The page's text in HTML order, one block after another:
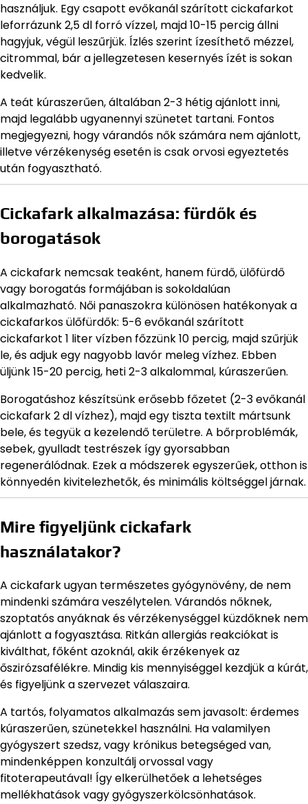
használjuk. Egy csapott evőkanál szárított cickafarkot
leforrázunk 2,5 dl forró vízzel, majd 10-15 percig állni
hagyjuk, végül leszűrjük. Ízlés szerint ízesíthető mézzel,
citrommal, bár a jellegzetesen kesernyés ízét is sokan
kedvelik.
A teát kúraszerűen, általában 2-3 hétig ajánlott inni,
majd legalább ugyanennyi szünetet tartani. Fontos
megjegyezni, hogy várandós nők számára nem ajánlott,
illetve vérzékenység esetén is csak orvosi egyeztetés
után fogyasztható.
Cickafark alkalmazása: fürdők és
borogatások
A cickafark nemcsak teaként, hanem fürdő, ülőfürdő
vagy borogatás formájában is sokoldalúan
alkalmazható. Női panaszokra különösen hatékonyak a
cickafarkos ülőfürdők: 5-6 evőkanál szárított
cickafarkot 1 liter vízben főzzünk 10 percig, majd szűrjük
le, és adjuk egy nagyobb lavór meleg vízhez. Ebben
üljünk 15-20 percig, heti 2-3 alkalommal, kúraszerűen.
Borogatáshoz készítsünk erősebb főzetet (2-3 evőkanál
cickafark 2 dl vízhez), majd egy tiszta textilt mártsunk
bele, és tegyük a kezelendő területre. A bőrproblémák,
sebek, gyulladt testrészek így gyorsabban
regenerálódnak. Ezek a módszerek egyszerűek, otthon is
könnyedén kivitelezhetők, és minimális költséggel járnak.
Mire figyeljünk cickafark
használatakor?
A cickafark ugyan természetes gyógynövény, de nem
mindenki számára veszélytelen. Várandós nőknek,
szoptatós anyáknak és vérzékenységgel küzdőknek nem
ajánlott a fogyasztása. Ritkán allergiás reakciókat is
kiválthat, főként azoknál, akik érzékenyek az
őszirózsafélékre. Mindig kis mennyiséggel kezdjük a kúrát,
és figyeljünk a szervezet válaszaira.
A tartós, folyamatos alkalmazás sem javasolt: érdemes
kúraszerűen, szünetekkel használni. Ha valamilyen
gyógyszert szedsz, vagy krónikus betegséged van,
mindenképpen konzultálj orvossal vagy
fitoterapeutával! Így elkerülhetőek a lehetséges
mellékhatások vagy gyógyszerkölcsönhatások.